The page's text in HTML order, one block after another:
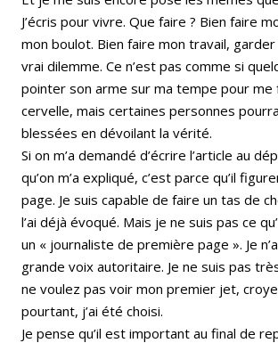
J’écris pour vivre. Que faire ? Bien faire
mon boulot. Bien faire mon travail,
vrai dilemme. Ce n’est pas comme si
pointer son arme sur ma tempe pour me
cervelle, mais certaines personnes
blessées en dévoilant la vérité.
Si on m’a demandé d’écrire l’article au
qu’on m’a expliqué, c’est parce qu’il
page. Je suis capable de faire un tas de
l’ai déjà évoqué. Mais je ne suis pas ce
un « journaliste de première page ». Je
grande voix autoritaire. Je ne suis pas
ne voulez pas voir mon premier jet,
pourtant, j’ai été choisi.
Je pense qu’il est important au final de